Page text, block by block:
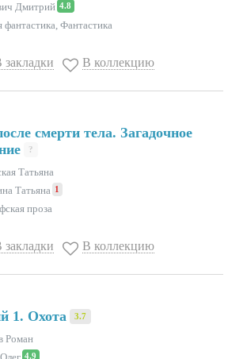
Дмитрий 4.8
фантастика, Фантастика
закладки В коллекцию
смерти тела. Загадочное
?
Татьяна
Татьяна 1
проза
закладки В коллекцию
1. Охота 3.7
Роман
4.9